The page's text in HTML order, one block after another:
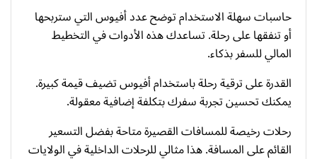
حاسبات سهلة الاستخدام توضح عدد أفيوس التي ستربحها
أو تنفقها على رحلة. تساعدك هذه الأدوات في التخطيط
المالي للسفر بذكاء.
القدرة على ترقية رحلة باستخدام أفيوس تضيف قيمة كبيرة.
يمكنك تحسين تجربة سفرك بتكلفة إضافية معقولة.
رحلات رخيصة للمسافات القصيرة متاحة بفضل التسعير
القائم على المسافة. هذا مثالي للرحلات الداخلية في الولايات